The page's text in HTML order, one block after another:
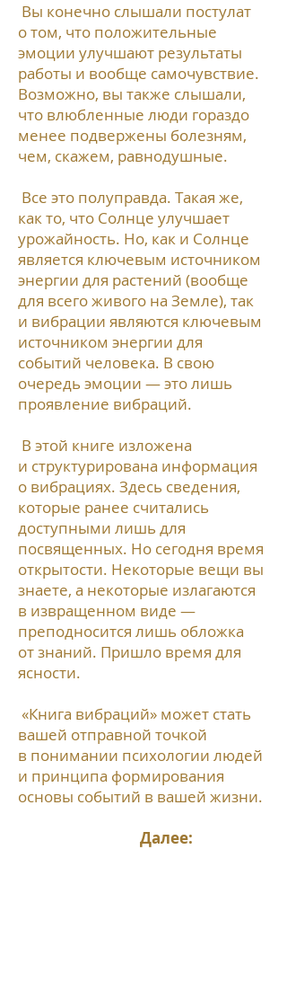
Вы конечно слышали постулат
о том, что положительные
эмоции улучшают результаты
работы и вообще самочувствие.
Возможно, вы также слышали,
что влюбленные люди гораздо
менее подвержены болезням,
чем, скажем, равнодушные.
Все это полуправда. Такая же,
как то, что Солнце улучшает
урожайность. Но, как и Солнце
является ключевым источником
энергии для растений (вообще
для всего живого на Земле), так
и вибрации являются ключевым
источником энергии для
событий человека. В свою
очередь эмоции — это лишь
проявление вибраций.
В этой книге изложена
и структурирована информация
о вибрациях. Здесь сведения,
которые ранее считались
доступными лишь для
посвященных. Но сегодня время
открытости. Некоторые вещи вы
знаете, а некоторые излагаются
в извращенном виде —
преподносится лишь обложка
от знаний. Пришло время для
ясности.
«Книга вибраций» может стать
вашей отправной точкой
в понимании психологии людей
и принципа формирования
основы событий в вашей жизни.
Далее: